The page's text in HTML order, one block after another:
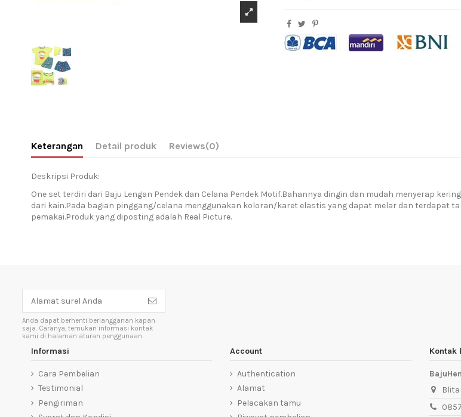
Keterangan Detail produk Reviews(0)
Deskripsi Produk:
One set terdiri dari Baju Lengan Pendek dan Celana Pendek Motif.Bahannya dingin dan mudah menyerap
dari kain.Pada bagian pinggang/celana menggunakan koloran/karet elastis yang dapat melar dan terdapat
pemakai.Produk yang diposting adalah Real Picture.
Anda dapat berhenti berlangganan kapan
saja. Caranya, temukan informasi kontak
kami di halaman aturan penggunaan.
Informasi
Cara Pembelian
Testimonial
Pengiriman
Account
Authentication
Alamat
Pelacakan tamu
Kontak